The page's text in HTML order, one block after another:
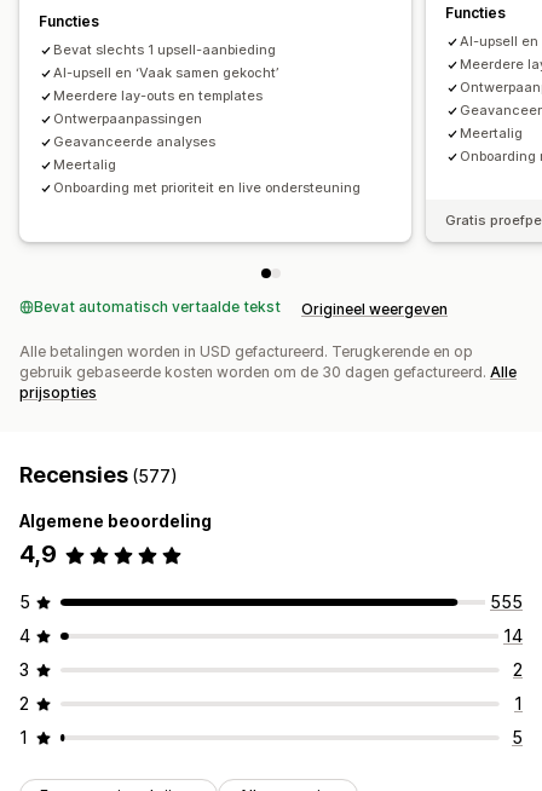
Kwantumkortingen
Forfaitaire kortingen Percentagekortingen
Twee voor de prijs van één Abonnementen
Bulkprijzen
Groothandelsprijzen
Aangepaste prijzen
Add-ons voor producten
Vaak samen gekocht
Bundles
Volumekortingen
Staffelkortingen
Upgrade van abonnement
Analytics
Doorklikpercentages Conversiepercentages
Functies
Bevat slechts 1 upsell-aanbieding
AI-upsell en ‘Vaak samen gekocht’
Meerdere lay-outs en templates
Ontwerpaanpassingen
Geavanceerde analyses
Meertalig
Onboarding met prioriteit en live ondersteuning
Functies
AI-upsell en
Meerdere
Meertalig
Gratis
Bevat automatisch vertaalde tekst Origineel weergeven
Alle betalingen worden in USD gefactureerd. Terugkerende en op
gebruik gebaseerde kosten worden om de 30 dagen gefactureerd. Alle
prijsopties
Recensies (577)
Algemene beoordeling
4,9
5
555
4
14
3
2
2
1
1
5